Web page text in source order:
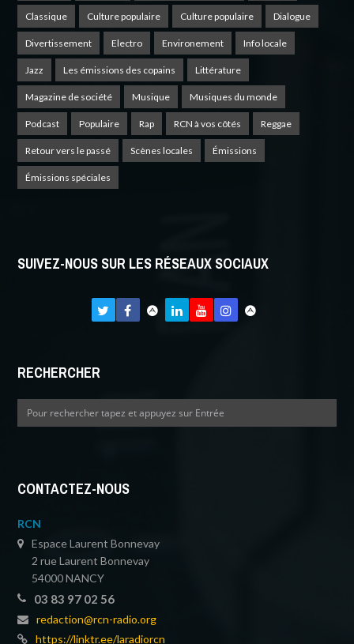
Classique Culture populaire Culture populaire Dialogue
Divertissement Electro Environement Info locale
Jazz Les émissions des copains Littérature
Magazine de société Musique Musiques du monde
Podcast Populaire Rap RCN à vos côtés Reggae
Retour vers le passé Scènes locales Émissions
Émissions spéciales
SUIVEZ-NOUS SUR LES RÉSEAUX SOCIAUX
RECHERCHER
CONTACTEZ-NOUS
RCN
Espace Laurent Bonnevay
2 rue Laurent Bonnevay
54000 NANCY
03 83 97 02 56
redaction@rcn-radio.org
https://linktr.ee/laradiorcn